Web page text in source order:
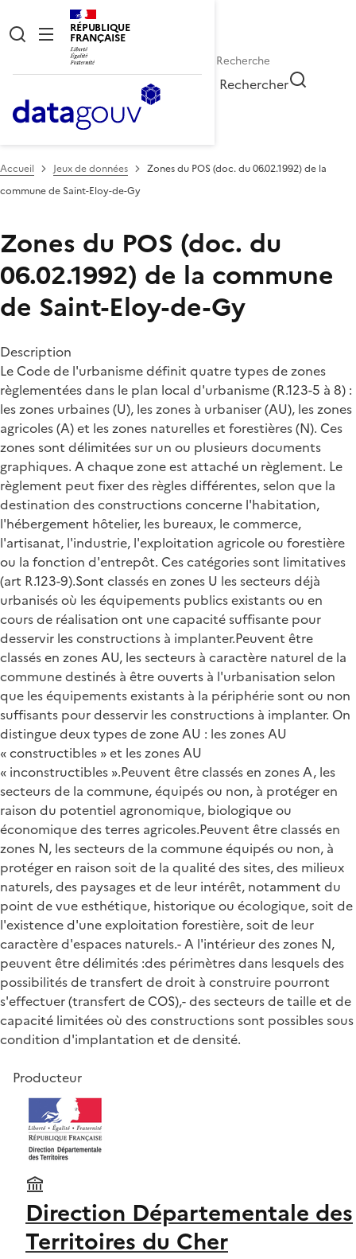
RÉPUBLIQUE
FRANÇAISE
Rechercher
Accueil Jeux de données
Zones du POS (doc. du 06.02.1992) de la
commune de Saint-Eloy-de-Gy
Zones du POS (doc. du
06.02.1992) de la commune
de Saint-Eloy-de-Gy
Description
Le Code de l'urbanisme définit quatre types de zones
règlementées dans le plan local d'urbanisme (R.123-5 à 8) :
les zones urbaines (U), les zones à urbaniser (AU), les zones
agricoles (A) et les zones naturelles et forestières (N). Ces
zones sont délimitées sur un ou plusieurs documents
graphiques. A chaque zone est attaché un règlement. Le
règlement peut fixer des règles différentes, selon que la
destination des constructions concerne l'habitation,
l'hébergement hôtelier, les bureaux, le commerce,
l'artisanat, l'industrie, l'exploitation agricole ou forestière
ou la fonction d'entrepôt. Ces catégories sont limitatives
(art R.123-9).Sont classés en zones U les secteurs déjà
urbanisés où les équipements publics existants ou en
cours de réalisation ont une capacité suffisante pour
desservir les constructions à implanter.Peuvent être
classés en zones AU, les secteurs à caractère naturel de la
commune destinés à être ouverts à l'urbanisation selon
que les équipements existants à la périphérie sont ou non
suffisants pour desservir les constructions à implanter. On
distingue deux types de zone AU : les zones AU
« constructibles » et les zones AU
« inconstructibles ».Peuvent être classés en zones A, les
secteurs de la commune, équipés ou non, à protéger en
raison du potentiel agronomique, biologique ou
économique des terres agricoles.Peuvent être classés en
zones N, les secteurs de la commune équipés ou non, à
protéger en raison soit de la qualité des sites, des milieux
naturels, des paysages et de leur intérêt, notamment du
point de vue esthétique, historique ou écologique, soit de
l'existence d'une exploitation forestière, soit de leur
caractère d'espaces naturels.- A l'intérieur des zones N,
peuvent être délimités :des périmètres dans lesquels des
possibilités de transfert de droit à construire pourront
s'effectuer (transfert de COS),- des secteurs de taille et de
capacité limitées où des constructions sont possibles sous
condition d'implantation et de densité.
Producteur
Direction Départementale des
Territoires du Cher